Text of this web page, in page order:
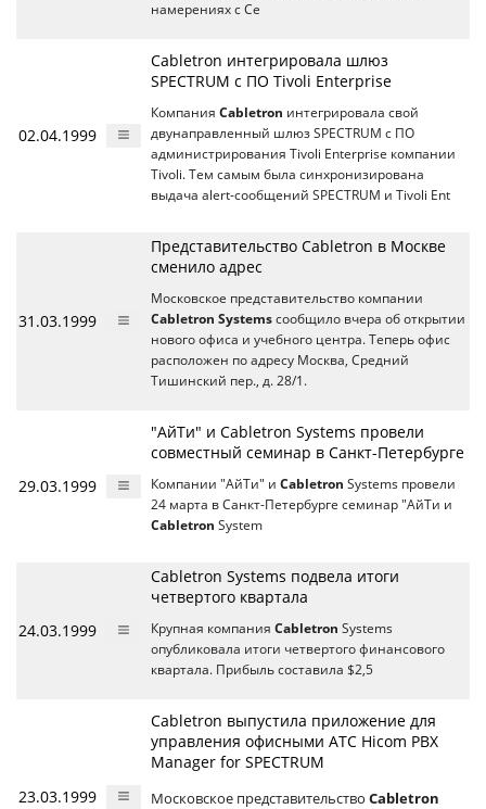
намерениях с Ce
02.04.1999
Cabletron интегрировала шлюз
SPECTRUM с ПО Tivoli Enterprise
Компания Cabletron интегрировала свой
двунаправленный шлюз SPECTRUM с ПО
администрирования Tivoli Enterprise компании
Tivoli. Тем самым была синхронизирована
выдача alert-сообщений SPECTRUM и Tivoli Ent
31.03.1999
Представительство Cabletron в Москве
сменило адрес
Московское представительство компании
Cabletron Systems сообщило вчера об открытии
нового офиса и учебного центра. Теперь офис
расположен по адресу Москва, Средний
Тишинский пер., д. 28/1.
29.03.1999
"АйТи" и Cabletron Systems провели
совместный семинар в Санкт-Петербурге
Компании "АйТи" и Cabletron Systems провели
24 марта в Санкт-Петербурге семинар "АйТи и
Cabletron System
24.03.1999
Cabletron Systems подвела итоги
четвертого квартала
Крупная компания Cabletron Systems
опубликовала итоги четвертого финансового
квартала. Прибыль составила $2,5
23.03.1999
Cabletron выпустила приложение для
управления офисными АТС Hicom PBX
Manager for SPECTRUM
Московское представительство Cabletron